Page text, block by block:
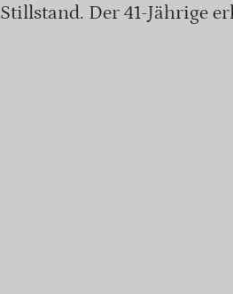
Stillstand. Der 41-Jährige